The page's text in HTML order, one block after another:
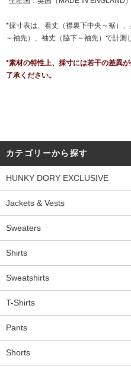
*採寸表は、着丈（襟裏下中央～裾）
～袖先）、袖丈（脇下～袖先）で計測
*素材の特性上、採寸には若干の差異
了承ください。
カテゴリーから探す
HUNKY DORY EXCLUSIVE
Jackets & Vests
Sweaters
Shirts
Sweatshirts
T-Shirts
Pants
Shorts